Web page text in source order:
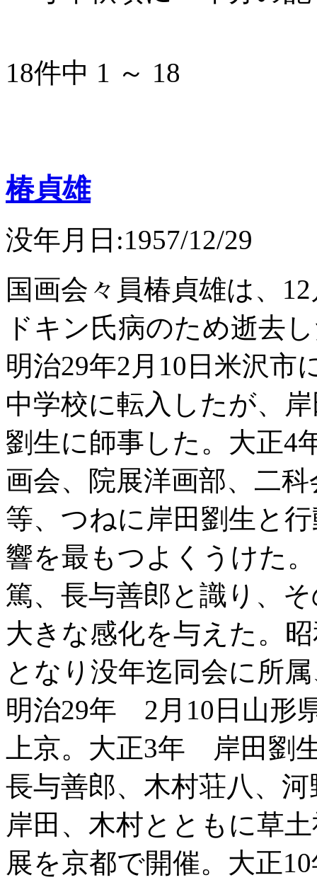
18件中 1 ～ 18
椿貞雄
没年月日:1957/12/29
国画会々員椿貞雄は、
ドキン氏病のため逝去
明治29年2月10日米沢市
中学校に転入したが、
劉生に師事した。大正4
画会、院展洋画部、二
等、つねに岸田劉生と
響を最もつよくうけた
篤、長与善郎と識り、
大きな感化を与えた。
となり没年迄同会に所
明治29年 2月10日山形
上京。大正3年 岸田劉
長与善郎、木村荘八、
岸田、木村とともに草
展を京都で開催。大正